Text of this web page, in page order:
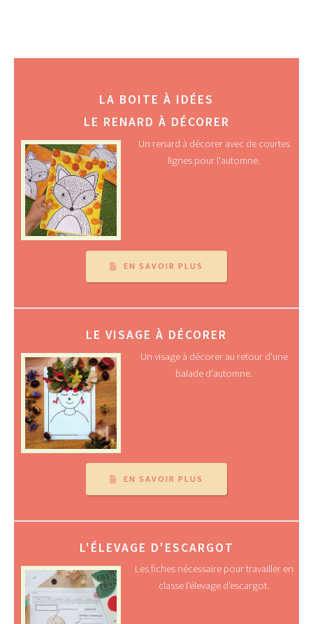
LA BOITE À IDÉES
LE RENARD À DÉCORER
Un renard à décorer avec de courtes
lignes pour l'automne.
EN SAVOIR PLUS
LE VISAGE À DÉCORER
Un visage à décorer au retour d'une
balade d'automne.
EN SAVOIR PLUS
L'ÉLEVAGE D'ESCARGOT
Les fiches nécessaire pour travailler en
classe l'élevage d'escargot.